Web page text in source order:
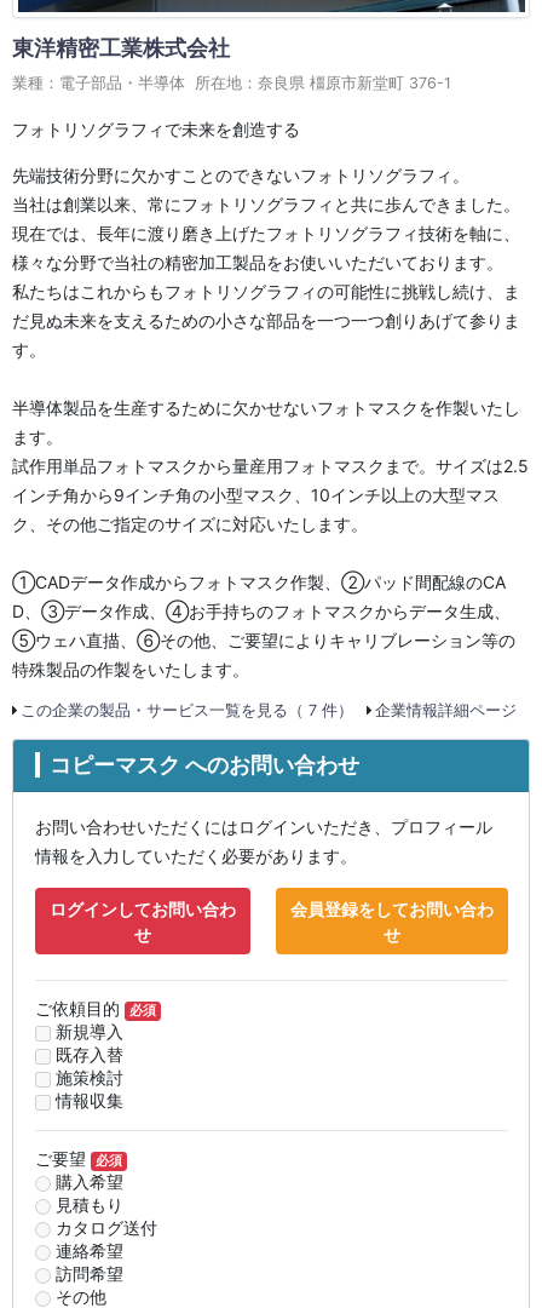
東洋精密工業株式会社
業種：電子部品・半導体 所在地：奈良県 橿原市新堂町 376-1
フォトリソグラフィで未来を創造する
先端技術分野に欠かすことのできないフォトリソグラフィ。
当社は創業以来、常にフォトリソグラフィと共に歩んできました。
現在では、長年に渡り磨き上げたフォトリソグラフィ技術を軸に、
様々な分野で当社の精密加工製品をお使いいただいております。
私たちはこれからもフォトリソグラフィの可能性に挑戦し続け、ま
だ見ぬ未来を支えるための小さな部品を一つ一つ創りあげて参りま
す。
半導体製品を生産するために欠かせないフォトマスクを作製いたし
ます。
試作用単品フォトマスクから量産用フォトマスクまで。サイズは2.5
インチ角から9インチ角の小型マスク、10インチ以上の大型マス
ク、その他ご指定のサイズに対応いたします。
①CADデータ作成からフォトマスク作製、②パッド間配線のCA
D、③データ作成、④お手持ちのフォトマスクからデータ生成、
⑤ウェハ直描、⑥その他、ご要望によりキャリブレーション等の
特殊製品の作製をいたします。
この企業の製品・サービス一覧を見る（ 7 件） 企業情報詳細ページ
コピーマスク へのお問い合わせ
お問い合わせいただくにはログインいただき、プロフィール
情報を入力していただく必要があります。
ログインしてお問い合わ
せ
会員登録をしてお問い合わ
せ
ご依頼目的 必須
新規導入
既存入替
施策検討
情報収集
ご要望 必須
購入希望
見積もり
カタログ送付
連絡希望
訪問希望
その他